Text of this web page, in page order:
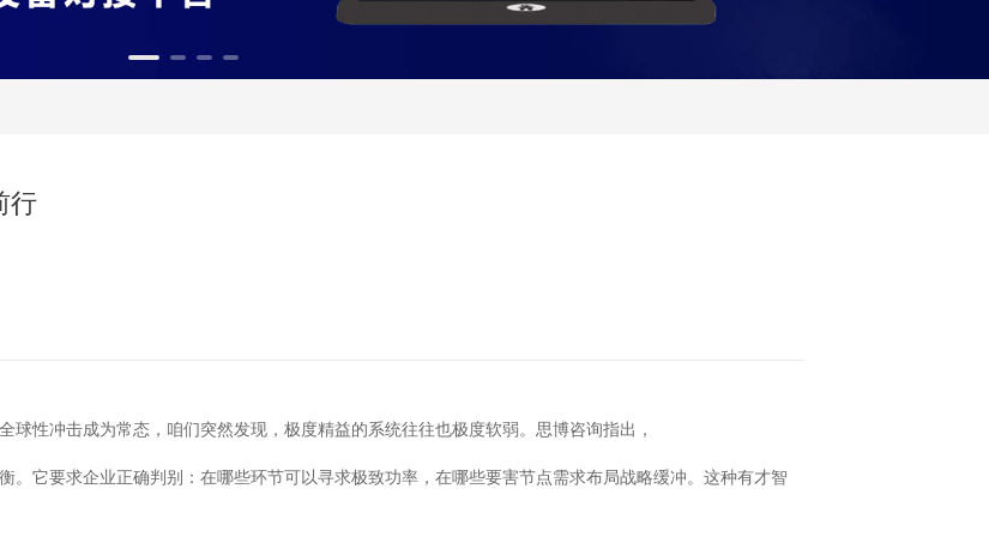
行
性冲击成为常态，咱们突然发现，极度精益的系统往往也极度软弱。思博咨询指出，
它要求企业正确判别：在哪些环节可以寻求极致功率，在哪些要害节点需求布局战略缓冲。这种有才智